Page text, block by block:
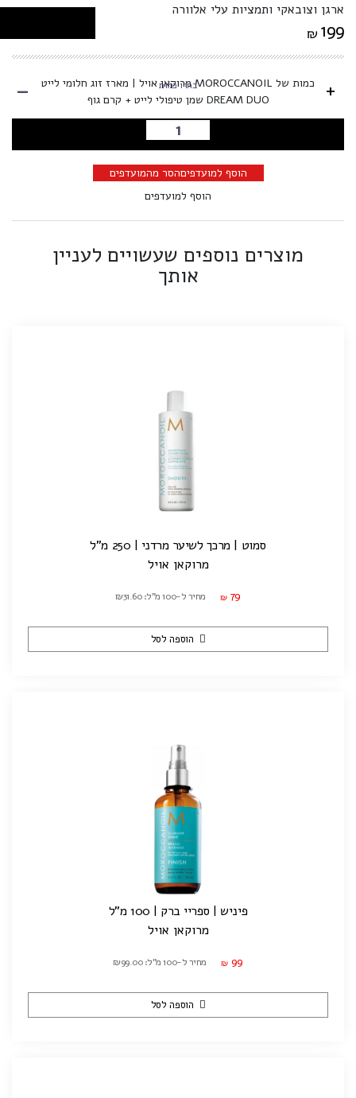
ארגן וצובאקי ותמציות עלי אלוורה
₪ 199
+
כמות של MOROCCANOIL מרוקאן אויל | מארז זוג חלומי לייט
DREAM DUO שמן טיפולי לייט + קרם גוף
בחרו כמות -
הוספה לסל
הוסף למועדפיםהסר מהמועדפים
הוסף למועדפים
מוצרים נוספים שעשויים לעניין
אותך
סמוט | מרכך לשיער מרדני | 250 מ"ל
מרוקאן אויל
₪ 79 מחיר ל-100 מ"ל: ₪31.60
הוספה לסל
פיניש | ספריי ברק | 100 מ"ל
מרוקאן אויל
₪ 99 מחיר ל-100 מ"ל: ₪99.00
הוספה לסל